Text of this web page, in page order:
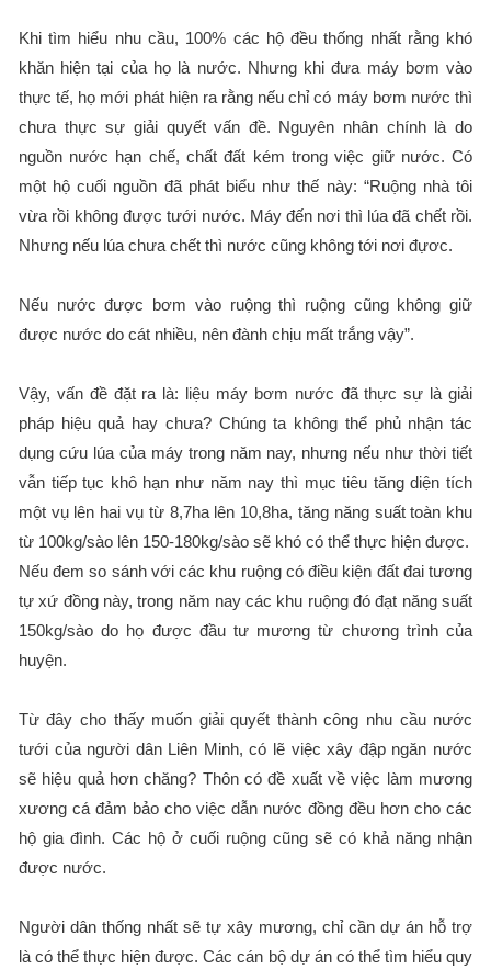
Khi tìm hiểu nhu cầu, 100% các hộ đều thống nhất rằng khó
khăn hiện tại của họ là nước. Nhưng khi đưa máy bơm vào
thực tế, họ mới phát hiện ra rằng nếu chỉ có máy bơm nước thì
chưa thực sự giải quyết vấn đề. Nguyên nhân chính là do
nguồn nước hạn chế, chất đất kém trong việc giữ nước. Có
một hộ cuối nguồn đã phát biểu như thế này: “Ruộng nhà tôi
vừa rồi không được tưới nước. Máy đến nơi thì lúa đã chết rồi.
Nhưng nếu lúa chưa chết thì nước cũng không tới nơi đựơc.
Nếu nước được bơm vào ruộng thì ruộng cũng không giữ
được nước do cát nhiều, nên đành chịu mất trắng vậy”.
Vậy, vấn đề đặt ra là: liệu máy bơm nước đã thực sự là giải
pháp hiệu quả hay chưa? Chúng ta không thể phủ nhận tác
dụng cứu lúa của máy trong năm nay, nhưng nếu như thời tiết
vẫn tiếp tục khô hạn như năm nay thì mục tiêu tăng diện tích
một vụ lên hai vụ từ 8,7ha lên 10,8ha, tăng năng suất toàn khu
từ 100kg/sào lên 150-180kg/sào sẽ khó có thể thực hiện được.
Nếu đem so sánh với các khu ruộng có điều kiện đất đai tương
tự xứ đồng này, trong năm nay các khu ruộng đó đạt năng suất
150kg/sào do họ được đầu tư mương từ chương trình của
huyện.
Từ đây cho thấy muốn giải quyết thành công nhu cầu nước
tưới của người dân Liên Minh, có lẽ việc xây đập ngăn nước
sẽ hiệu quả hơn chăng? Thôn có đề xuất về việc làm mương
xương cá đảm bảo cho việc dẫn nước đồng đều hơn cho các
hộ gia đình. Các hộ ở cuối ruộng cũng sẽ có khả năng nhận
được nước.
Người dân thống nhất sẽ tự xây mương, chỉ cần dự án hỗ trợ
là có thể thực hiện được. Các cán bộ dự án có thể tìm hiểu quy